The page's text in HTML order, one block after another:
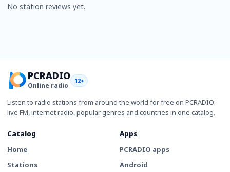
No station reviews yet.
PCRADIO
Online radio
12+
Listen to radio stations from around the world for free on PCRADIO:
live FM, internet radio, popular genres and countries in one catalog.
Catalog
Home
Stations
Apps
PCRADIO apps
Android